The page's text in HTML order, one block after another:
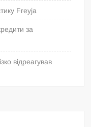
Freyja
за
відреагував